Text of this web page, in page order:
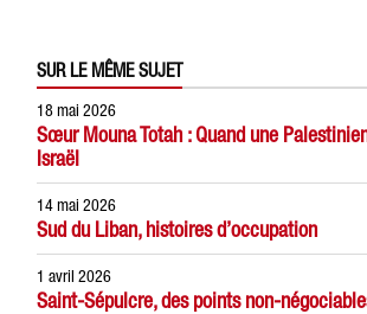
SUR LE MÊME SUJET
18 mai 2026
Sœur Mouna Totah : Quand une
Israël
14 mai 2026
Sud du Liban, histoires d’occupation
1 avril 2026
Saint-Sépulcre, des points non-